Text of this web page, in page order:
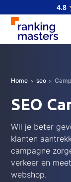
4.8
Home seo
SEO
Wil je beter
klanten
campagne
verkeer en
webshop.